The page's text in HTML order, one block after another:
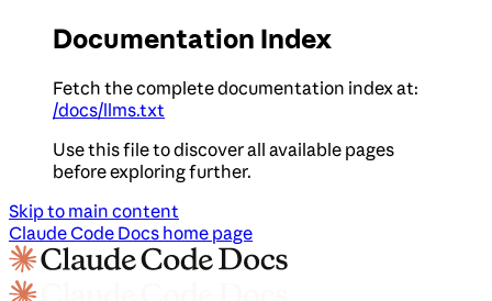
Documentation Index
Fetch the complete documentation index at:
/docs/llms.txt
Use this file to discover all available pages
before exploring further.
Skip to main content
Claude Code Docs home page